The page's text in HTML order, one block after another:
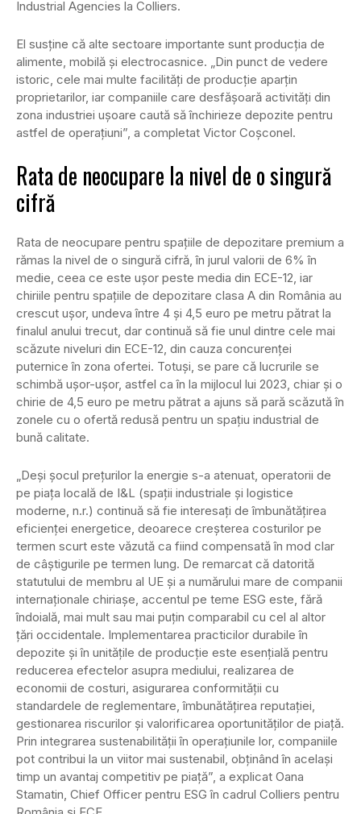
Industrial Agencies la Colliers.
El susţine că alte sectoare importante sunt producţia de
alimente, mobilă şi electrocasnice. „Din punct de vedere
istoric, cele mai multe facilităţi de producţie aparţin
proprietarilor, iar companiile care desfăşoară activităţi din
zona industriei uşoare caută să închirieze depozite pentru
astfel de operaţiuni”, a completat Victor Coşconel.
Rata de neocupare la nivel de o singură
cifră
Rata de neocupare pentru spaţiile de depozitare premium a
rămas la nivel de o singură cifră, în jurul valorii de 6% în
medie, ceea ce este uşor peste media din ECE-12, iar
chiriile pentru spaţiile de depozitare clasa A din România au
crescut uşor, undeva între 4 şi 4,5 euro pe metru pătrat la
finalul anului trecut, dar continuă să fie unul dintre cele mai
scăzute niveluri din ECE-12, din cauza concurenţei
puternice în zona ofertei. Totuşi, se pare că lucrurile se
schimbă uşor-uşor, astfel ca în la mijlocul lui 2023, chiar şi o
chirie de 4,5 euro pe metru pătrat a ajuns să pară scăzută în
zonele cu o ofertă redusă pentru un spaţiu industrial de
bună calitate.
„Deşi şocul preţurilor la energie s-a atenuat, operatorii de
pe piaţa locală de I&L (spaţii industriale şi logistice
moderne, n.r.) continuă să fie interesaţi de îmbunătăţirea
eficienţei energetice, deoarece creşterea costurilor pe
termen scurt este văzută ca fiind compensată în mod clar
de câştigurile pe termen lung. De remarcat că datorită
statutului de membru al UE şi a numărului mare de companii
internaţionale chiriaşe, accentul pe teme ESG este, fără
îndoială, mai mult sau mai puţin comparabil cu cel al altor
ţări occidentale. Implementarea practicilor durabile în
depozite şi în unităţile de producţie este esenţială pentru
reducerea efectelor asupra mediului, realizarea de
economii de costuri, asigurarea conformităţii cu
standardele de reglementare, îmbunătăţirea reputaţiei,
gestionarea riscurilor şi valorificarea oportunităţilor de piaţă.
Prin integrarea sustenabilităţii în operaţiunile lor, companiile
pot contribui la un viitor mai sustenabil, obţinând în acelaşi
timp un avantaj competitiv pe piaţă”, a explicat Oana
Stamatin, Chief Officer pentru ESG în cadrul Colliers pentru